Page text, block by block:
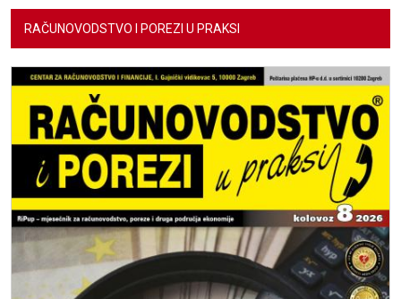
RAČUNOVODSTVO I POREZI U PRAKSI